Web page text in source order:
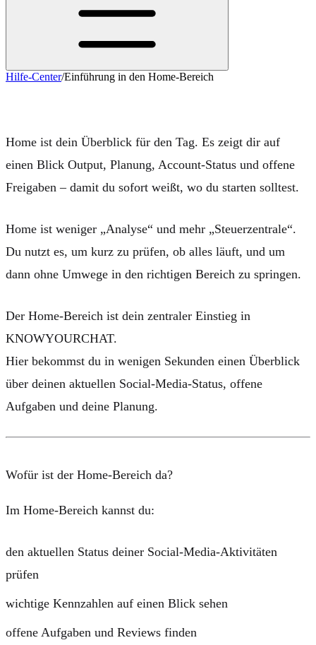
Hilfe-Center/Einführung in den Home-Bereich
Home ist dein Überblick für den Tag. Es zeigt dir auf
einen Blick Output, Planung, Account-Status und offene
Freigaben – damit du sofort weißt, wo du starten solltest.
Home ist weniger „Analyse“ und mehr „Steuerzentrale“.
Du nutzt es, um kurz zu prüfen, ob alles läuft, und um
dann ohne Umwege in den richtigen Bereich zu springen.
Der Home-Bereich ist dein zentraler Einstieg in
KNOWYOURCHAT.
Hier bekommst du in wenigen Sekunden einen Überblick
über deinen aktuellen Social-Media-Status, offene
Aufgaben und deine Planung.
Wofür ist der Home-Bereich da?
Im Home-Bereich kannst du:
den aktuellen Status deiner Social-Media-Aktivitäten
prüfen
wichtige Kennzahlen auf einen Blick sehen
offene Aufgaben und Reviews finden